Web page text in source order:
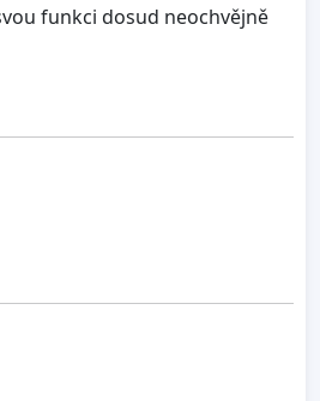
funkci dosud neochvějně